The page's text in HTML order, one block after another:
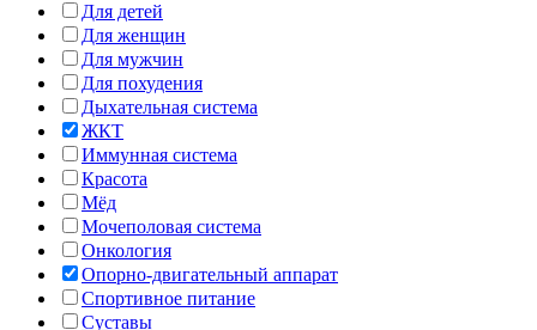
Для детей
Для женщин
Для мужчин
Для похудения
Дыхательная система
ЖКТ
Иммунная система
Красота
Мёд
Мочеполовая система
Онкология
Опорно-двигательный аппарат
Спортивное питание
Суставы